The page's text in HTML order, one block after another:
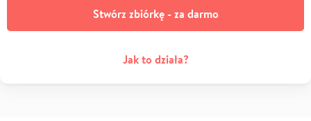
Stwórz zbiórkę - za darmo
Jak to działa?